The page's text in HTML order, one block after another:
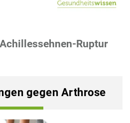
Ruptur